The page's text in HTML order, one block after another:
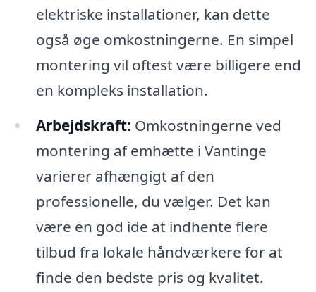
elektriske installationer, kan dette
også øge omkostningerne. En simpel
montering vil oftest være billigere end
en kompleks installation.
Arbejdskraft: Omkostningerne ved
montering af emhætte i Vantinge
varierer afhængigt af den
professionelle, du vælger. Det kan
være en god ide at indhente flere
tilbud fra lokale håndværkere for at
finde den bedste pris og kvalitet.